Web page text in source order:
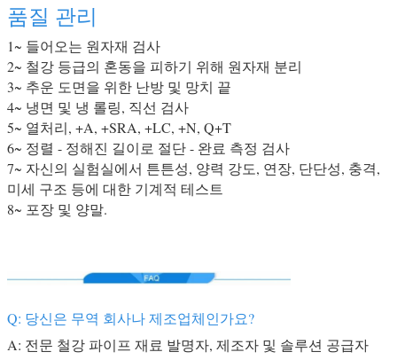
품질 관리
1~ 들어오는 원자재 검사
2~ 철강 등급의 혼동을 피하기 위해 원자재 분리
3~ 추운 도면을 위한 난방 및 망치 끝
4~ 냉면 및 냉 롤링, 직선 검사
5~ 열처리, +A, +SRA, +LC, +N, Q+T
6~ 정렬 - 정해진 길이로 절단 - 완료 측정 검사
7~ 자신의 실험실에서 튼튼성, 양력 강도, 연장, 단단성, 충격,
미세 구조 등에 대한 기계적 테스트
8~ 포장 및 양말.
Q: 당신은 무역 회사나 제조업체인가요?
A: 전문 철강 파이프 재료 발명자, 제조자 및 솔루션 공급자